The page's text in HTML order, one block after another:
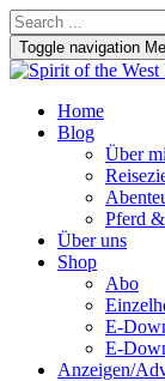
Toggle navigation
Home
Blog
Über
Pferd
Über uns
Shop
Abo
E-
E-
Anzeigen/